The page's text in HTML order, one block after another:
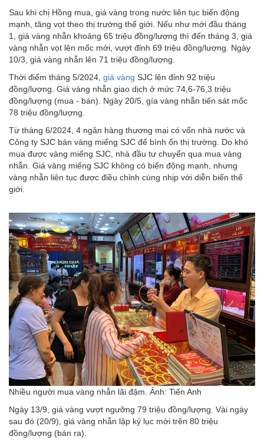
Sau khi chị Hồng mua, giá vàng trong nước liên tục biến động
mạnh, tăng vọt theo thị trường thế giới. Nếu như mới đầu tháng
1, giá vàng nhẫn khoảng 65 triệu đồng/lượng thì đến tháng 3, giá
vàng nhẫn vọt lên mốc mới, vượt đỉnh 69 triệu đồng/lượng. Ngày
10/3, giá vàng nhẫn lên 71 triệu đồng/lượng.
Thời điểm tháng 5/2024, giá vàng SJC lên đỉnh 92 triệu
đồng/lượng. Giá vàng nhẫn giao dịch ở mức 74,6-76,3 triệu
đồng/lượng (mua - bán). Ngày 20/5, gía vàng nhẫn tiến sát mốc
78 triệu đồng/lượng.
Từ tháng 6/2024, 4 ngân hàng thương mại có vốn nhà nước và
Công ty SJC bán vàng miếng SJC để bình ổn thị trường. Do khó
mua được vàng miếng SJC, nhà đầu tư chuyển qua mua vàng
nhẫn. Giá vàng miếng SJC không có biến động mạnh, nhưng
vàng nhẫn liên tục được điều chỉnh cùng nhịp với diễn biến thế
giới.
Nhiều người mua vàng nhẫn lãi đậm. Ảnh: Tiến Anh
Ngày 13/9, giá vàng vượt ngưỡng 79 triệu đồng/lượng. Vài ngày
sau đó (20/9), giá vàng nhẫn lập kỷ lục mới trên 80 triệu
đồng/lượng (bán ra).